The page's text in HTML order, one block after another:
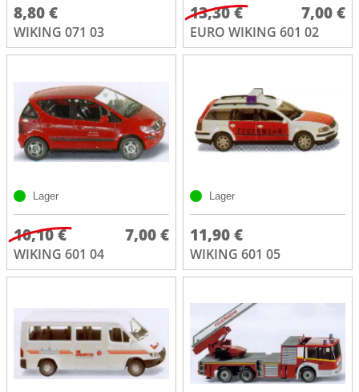
8,80 €
WIKING 071 03
13,30 € 7,00 €
EURO WIKING 601 02
Lager
10,10 € 7,00 €
WIKING 601 04
Lager
11,90 €
WIKING 601 05